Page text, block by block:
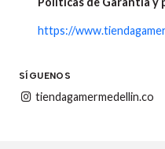
https://
SÍGUENOS
tiendagamermedellin.co